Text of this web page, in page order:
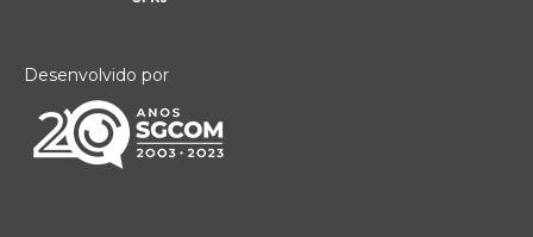
Desenvolvido por